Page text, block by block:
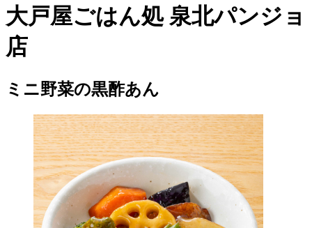
大戸屋ごはん処 泉北パンジョ
店
ミニ野菜の黒酢あん